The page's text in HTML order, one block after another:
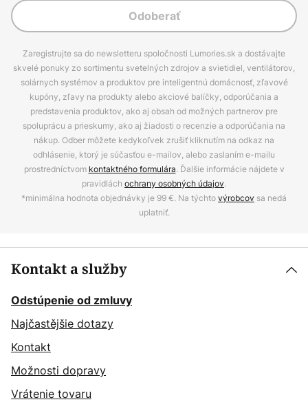
Odoberať
Zaregistrujte sa do newsletteru spoločnosti Lumories.sk a dostávajte
skvelé ponuky zo sortimentu svetelných zdrojov a svietidiel, ventilátorov,
solárnych systémov a produktov pre inteligentnú domácnosť, zľavové
kupóny, zľavy na produkty alebo akciové balíčky, odporúčania a
predstavenia produktov, ako aj obsah od možných partnerov pre
spoluprácu a prieskumy, ako aj žiadosti o recenzie a odporúčania na
nákup. Odber môžete kedykoľvek zrušiť kliknutím na odkaz na
odhlásenie, ktorý je súčasťou e-mailov, alebo zaslaním e-mailu
prostredníctvom kontaktného formulára. Ďalšie informácie nájdete v
pravidlách ochrany osobných údajov.
*minimálna hodnota objednávky je 99 €. Na týchtovýrobcov sa nedá
uplatniť.
Kontakt a služby
Odstúpenie od zmluvy
Najčastějšie dotazy
Kontakt
Možnosti dopravy
Vrátenie tovaru